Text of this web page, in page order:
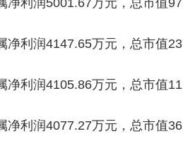
净利润5001.67万元，总市值
净利润4147.65万元，总市值
净利润4105.86万元，总市值
净利润4077.27万元，总市值